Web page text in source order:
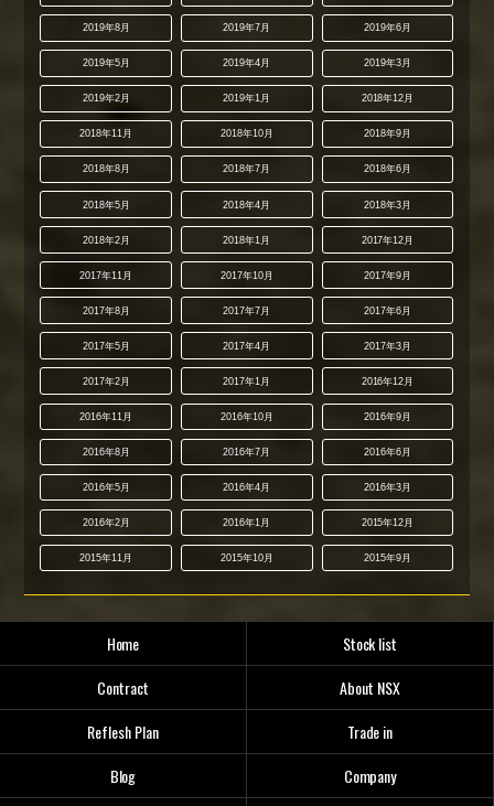
2019年8月 2019年7月 2019年6月
2019年5月 2019年4月 2019年3月
2019年2月 2019年1月 2018年12月
2018年11月 2018年10月 2018年9月
2018年8月 2018年7月 2018年6月
2018年5月 2018年4月 2018年3月
2018年2月 2018年1月 2017年12月
2017年11月 2017年10月 2017年9月
2017年8月 2017年7月 2017年6月
2017年5月 2017年4月 2017年3月
2017年2月 2017年1月 2016年12月
2016年11月 2016年10月 2016年9月
2016年8月 2016年7月 2016年6月
2016年5月 2016年4月 2016年3月
2016年2月 2016年1月 2015年12月
2015年11月 2015年10月 2015年9月
Home
Stock list
Contract
About NSX
Reflesh Plan
Trade in
Blog
Company